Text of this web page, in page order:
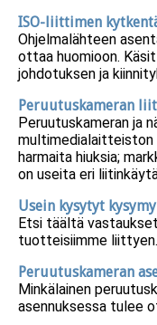
ISO-liittimen
Ohjelmalähteen
ottaa huomioon.
johdotuksen ja
Peruutuskameran
Peruutuskameran ja
harmaita hiuksia;
on useita eri
Usein kysytyt
Etsi täältä
tuotteisiimme liittyen.
Peruutuskameran
Minkälainen
asennuksessa tulee